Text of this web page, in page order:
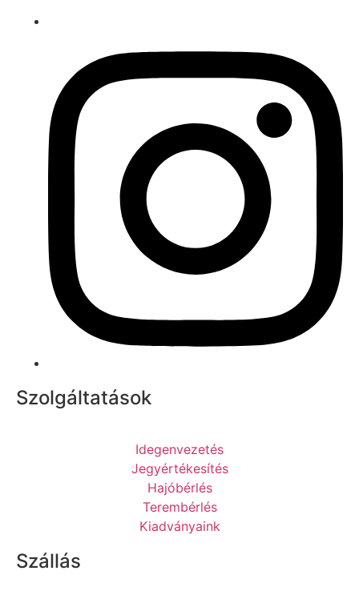
Szolgáltatások
Idegenvezetés
Jegyértékesítés
Hajóbérlés
Terembérlés
Kiadványaink
Szállás